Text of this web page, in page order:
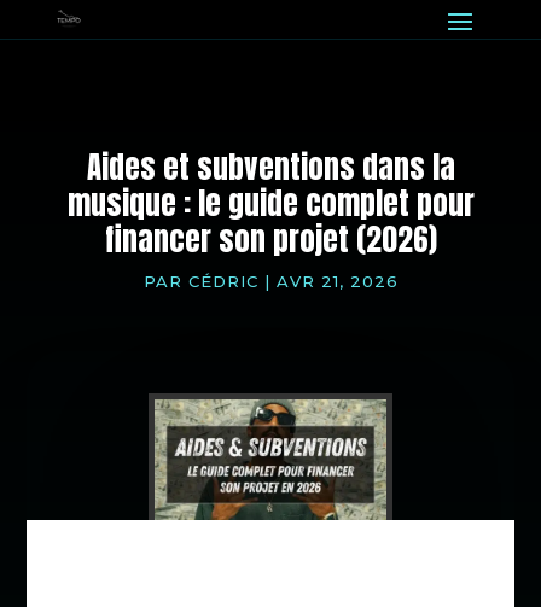
Aides et subventions dans la
musique : le guide complet pour
financer son projet (2026)
PAR CÉDRIC | AVR 21, 2026